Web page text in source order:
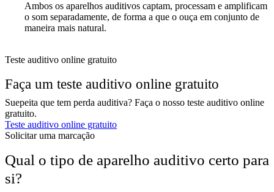
Ambos os aparelhos auditivos captam, processam e amplificam
o som separadamente, de forma a que o ouça em conjunto de
maneira mais natural.
Teste auditivo online gratuito
Faça um teste auditivo online gratuito
Suepeita que tem perda auditiva? Faça o nosso teste auditivo online
gratuito.
Teste auditivo online gratuito
Solicitar uma marcação
Qual o tipo de aparelho auditivo certo para
si?